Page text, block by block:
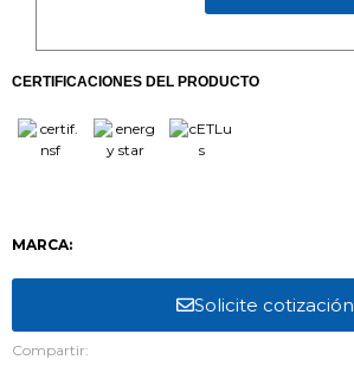
CERTIFICACIONES DEL PRODUCTO
MARCA:
Solicite cotización
Compartir: